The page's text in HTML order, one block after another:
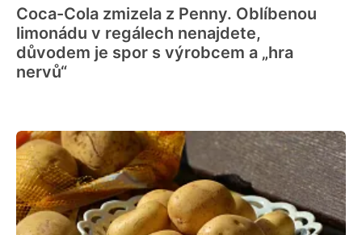
Coca-Cola zmizela z Penny. Oblíbenou
limonádu v regálech nenajdete,
důvodem je spor s výrobcem a „hra
nervů“